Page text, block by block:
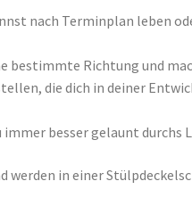
nach Terminplan leben
bestimmte Richtung und
die dich in deiner
besser gelaunt durchs
werden in einer